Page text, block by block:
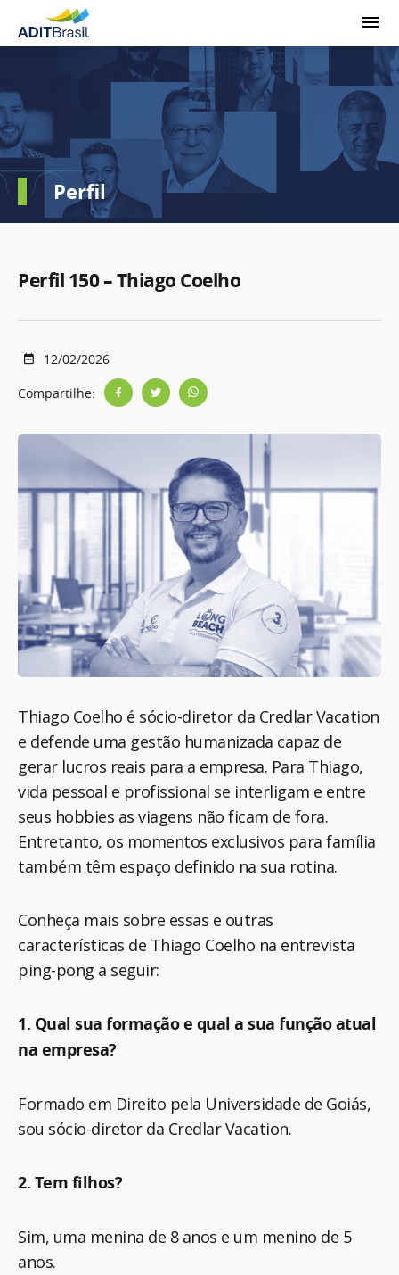
Perfil
Perfil 150 – Thiago Coelho
12/02/2026
Compartilhe:
Thiago Coelho é sócio-diretor da Credlar Vacation
e defende uma gestão humanizada capaz de
gerar lucros reais para a empresa. Para Thiago,
vida pessoal e profissional se interligam e entre
seus hobbies as viagens não ficam de fora.
Entretanto, os momentos exclusivos para família
também têm espaço definido na sua rotina.
Conheça mais sobre essas e outras
características de Thiago Coelho na entrevista
ping-pong a seguir:
1. Qual sua formaçãoe qual a sua função atual
na empresa?
Formado em Direito pela Universidade de Goiás,
sou sócio-diretor da Credlar Vacation.
2. Tem filhos?
Sim, uma menina de 8 anos e um menino de 5
anos.